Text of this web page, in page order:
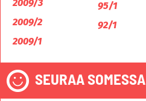
2009/3
2009/2
2009/1
95/1
92/1
SEURAA SOMESSA